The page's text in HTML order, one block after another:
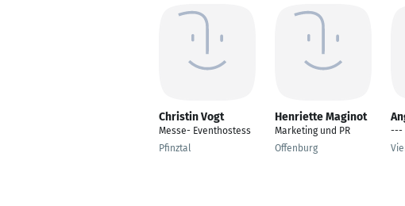
Christin Vogt
Messe- Eventhostess
Pfinztal
Henriette Maginot
Marketing und PR
Offenburg
---